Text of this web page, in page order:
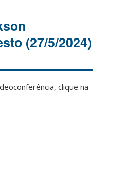
(27/5/2024)
clique na